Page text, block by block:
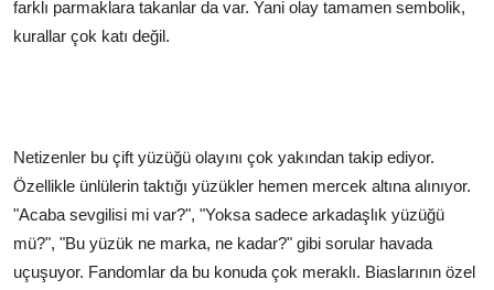
farklı parmaklara takanlar da var. Yani olay tamamen sembolik,
kurallar çok katı değil.
Netizenler bu çift yüzüğü olayını çok yakından takip ediyor.
Özellikle ünlülerin taktığı yüzükler hemen mercek altına alınıyor.
"Acaba sevgilisi mi var?", "Yoksa sadece arkadaşlık yüzüğü
mü?", "Bu yüzük ne marka, ne kadar?" gibi sorular havada
uçuşuyor. Fandomlar da bu konuda çok meraklı. Biaslarının özel